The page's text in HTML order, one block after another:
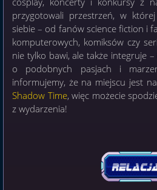
przygotowali przestrzeń, w
siebie – od fanów science fiction i
komputerowych, komiksów czy
nie tylko bawi, ale także integruje
o podobnych pasjach i
informujemy, że na miejscu jest
Shadow Time, więc możecie
z wydarzenia!